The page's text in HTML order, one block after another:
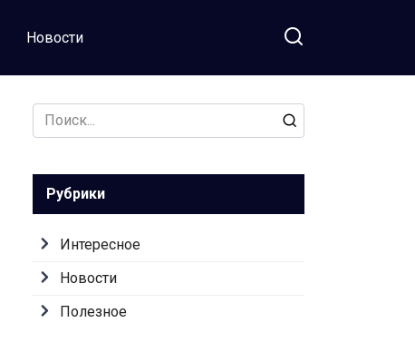
Новости
Search
for:
Рубрики
Интересное
Новости
Полезное